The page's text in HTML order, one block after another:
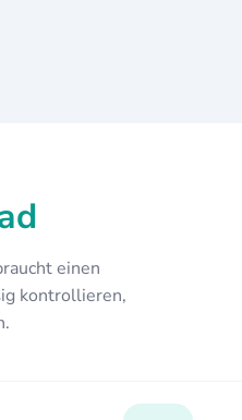
einen
kontrollieren,